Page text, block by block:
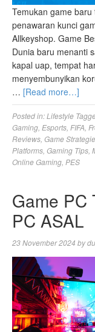
Temukan game
penawaran kunci
Allkeyshop. Game
Dunia baru menanti
kapal uap, tempat
menyembunyikan
… [Read more…]
Posted in:Lifestyle
Gaming, Esports, FIFA,
Reviews, Game
Platforms, Gaming Tips,
Online Gaming, PES
Game PC
PC ASAL
23 November 2024 by